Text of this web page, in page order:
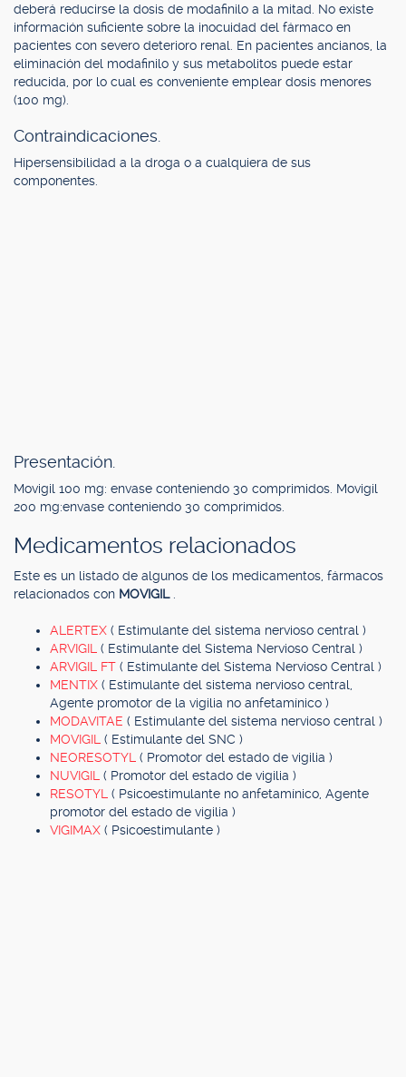
deberá reducirse la dosis de modafinilo a la mitad. No existe
información suficiente sobre la inocuidad del fármaco en
pacientes con severo deterioro renal. En pacientes ancianos, la
eliminación del modafinilo y sus metabolitos puede estar
reducida, por lo cual es conveniente emplear dosis menores
(100 mg).
Contraindicaciones.
Hipersensibilidad a la droga o a cualquiera de sus
componentes.
Presentación.
Movigil 100 mg: envase conteniendo 30 comprimidos. Movigil
200 mg:envase conteniendo 30 comprimidos.
Medicamentos relacionados
Este es un listado de algunos de los medicamentos, fármacos
relacionados con MOVIGIL
ALERTEX ( Estimulante del sistema nervioso central )
ARVIGIL ( Estimulante del Sistema Nervioso Central )
ARVIGIL FT ( Estimulante del Sistema Nervioso Central )
MENTIX ( Estimulante del sistema nervioso central,
Agente promotor de la vigilia no anfetamínico )
MODAVITAE ( Estimulante del sistema nervioso central )
MOVIGIL ( Estimulante del SNC )
NEORESOTYL ( Promotor del estado de vigilia )
NUVIGIL ( Promotor del estado de vigilia )
RESOTYL ( Psicoestimulante no anfetamínico, Agente
promotor del estado de vigilia )
VIGIMAX ( Psicoestimulante )